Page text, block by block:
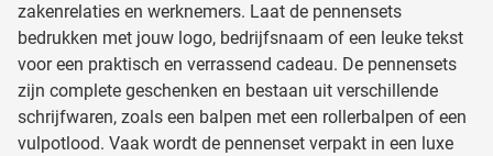
zakenrelaties en werknemers. Laat de pennensets
bedrukken met jouw logo, bedrijfsnaam of een leuke tekst
voor een praktisch en verrassend cadeau. De pennensets
zijn complete geschenken en bestaan uit verschillende
schrijfwaren, zoals een balpen met een rollerbalpen of een
vulpotlood. Vaak wordt de pennenset verpakt in een luxe